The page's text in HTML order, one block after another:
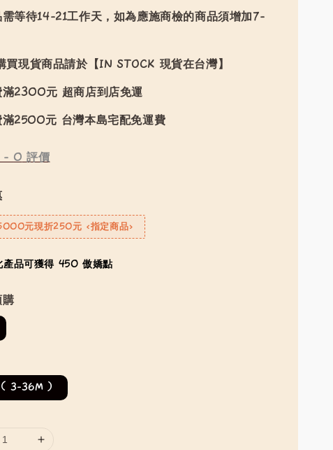
等待14-21工作天，如為應施商檢的商品須增加7-
買現貨商品請於【IN STOCK 現貨在台灣】
滿2300元 超商店到店免運
滿2500元 台灣本島宅配免運費
- 0 評價
元現折250元 <指定商品>
產品可獲得 450 傲嬌點
購
( 3-36M )